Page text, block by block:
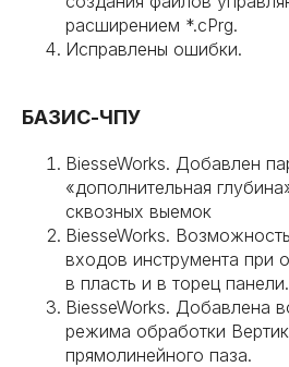
расширением *.cPrg.
Исправлены ошибки.
БАЗИС-ЧПУ
BiesseWorks. Добавлен
«дополнительная
сквозных выемок
BiesseWorks.
входов инструмента при
в пласть и в торец панели.
BiesseWorks. Добавлена
режима обработки
прямолинейного паза.